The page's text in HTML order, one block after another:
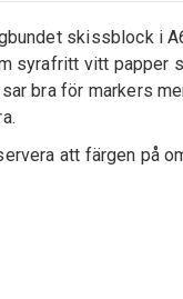
skissblock i
syrafritt vitt papper
bra för markers
att färgen på